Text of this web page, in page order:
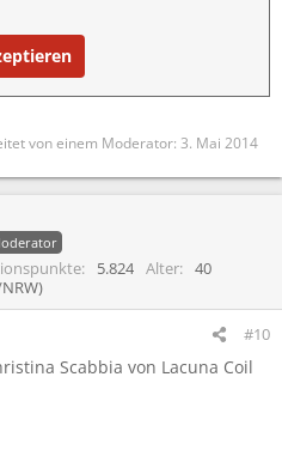
von einem Moderator: 3. Mai 2014
5.824 Alter
40
#10
Scabbia von Lacuna Coil